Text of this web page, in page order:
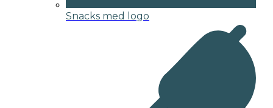
Snacks med logo